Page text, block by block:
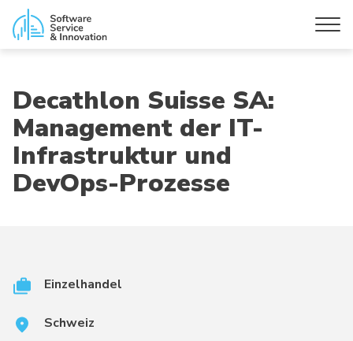
Decathlon Suisse SA:
Management der IT-
Infrastruktur und
DevOps-Prozesse
Einzelhandel
Schweiz